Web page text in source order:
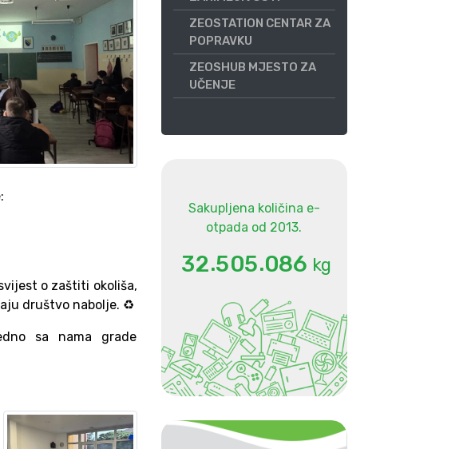
o zaštiti okoliša,
društvo nabolje. ♻️
sa nama grade
ZEOSTATION CENTAR ZA
POPRAVKU
ZEOSHUB MJESTO ZA
UČENJE
Sakupljena količina e-
otpada od 2013.
32.505.086 kg